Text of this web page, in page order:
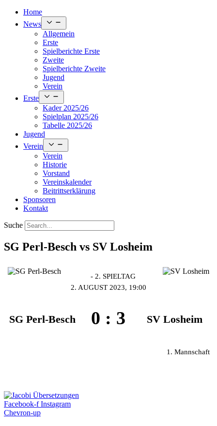
Home
News
menu
Allgemein
Erste
Spielberichte Erste
Zweite
Spielberichte Zweite
Jugend
Verein
Erste
menu
Kader 2025/26
Spielplan 2025/26
Tabelle 2025/26
Jugend
Verein
menu
Verein
Historie
Vorstand
Vereinskalender
Beitrittserklärung
Sponsoren
Kontakt
Suche
SG Perl-Besch vs SV Losheim
- 2. SPIELTAG
2. AUGUST 2023, 19:00
SG Perl-Besch 0 : 3 SV Losheim
1. Mannschaft
Facebook-f Instagram
Chevron-up